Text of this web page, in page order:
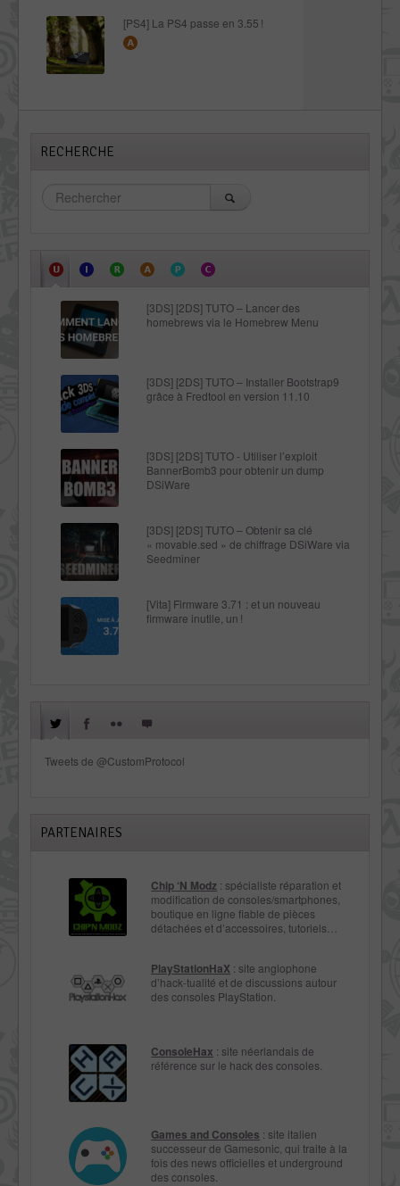
[PS4] La PS4 passe en 3.55 !
RECHERCHE
[3DS] [2DS] TUTO – Lancer des
homebrews via le Homebrew Menu
[3DS] [2DS] TUTO – Installer Bootstrap9
grâce à Fredtool en version 11.10
[3DS] [2DS] TUTO - Utiliser l’exploit
BannerBomb3 pour obtenir un dump
DSiWare
[3DS] [2DS] TUTO – Obtenir sa clé
« movable.sed » de chiffrage DSiWare via
Seedminer
[Vita] Firmware 3.71 : et un nouveau
firmware inutile, un !
Tweets de @CustomProtocol
PARTENAIRES
Chip ‘N Modz : spécialiste réparation et
modification de consoles/smartphones,
boutique en ligne fiable de pièces
détachées et d’accessoires, tutoriels…
PlayStationHaX : site anglophone
d’hack-tualité et de discussions autour
des consoles PlayStation.
ConsoleHax : site néerlandais de
référence sur le hack des consoles.
Games and Consoles : site italien
successeur de Gamesonic, qui traite à la
fois des news officielles et underground
des consoles.